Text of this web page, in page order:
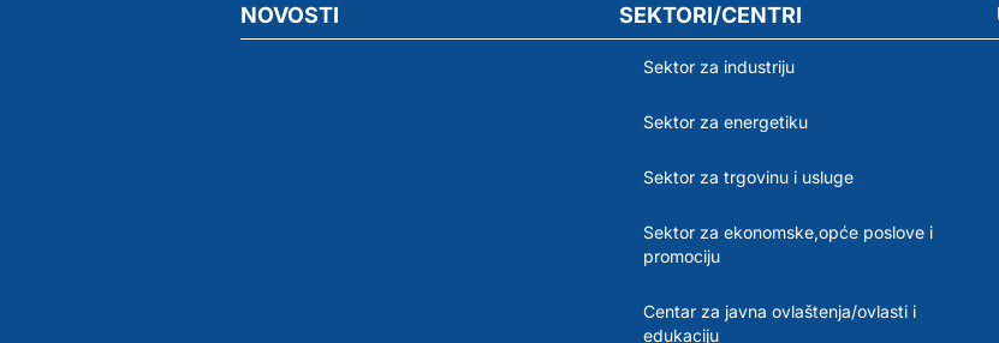
NOVOSTI SEKTORI/CENTRI
Sektor za industriju
Sektor za energetiku
Sektor za trgovinu i usluge
Sektor za ekonomske,opće poslove i
promociju
Centar za javna ovlaštenja/ovlasti i
edukaciju